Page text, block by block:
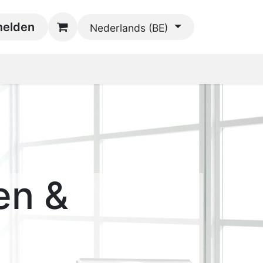
Contact Nederlands (BE)
&